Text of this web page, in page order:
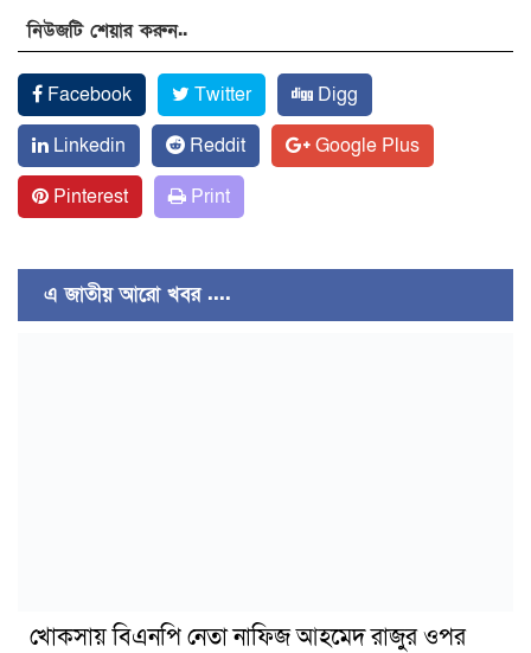
নিউজটি শেয়ার করুন..
Facebook Twitter
Digg
Linkedin
Reddit
Google Plus
Pinterest
Print
এ জাতীয় আরো খবর ....
খোকসায় বিএনপি নেতা নাফিজ আহমেদ রাজুর ওপর